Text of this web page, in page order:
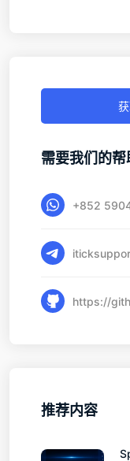
需要我们的帮
+852
https://
推荐内容